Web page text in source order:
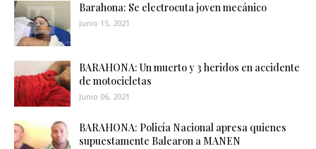
Barahona: Se electrocuta joven mecánico
Junio 15, 2021
BARAHONA: Un muerto y 3 heridos en accidente
de motocicletas
Junio 06, 2021
BARAHONA: Policía Nacional apresa quienes
supuestamente Balearon a MANEN